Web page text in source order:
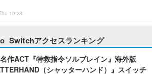
10:34
Switchアクセスランキング
作ACT『特救指令ソルブレイン』海外版
（シャッターハンド）』スイッチ